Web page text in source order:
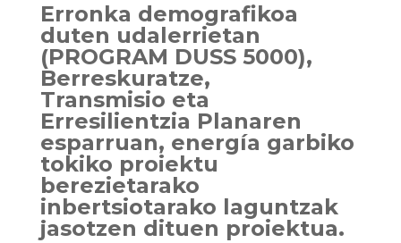
Erronka demografikoa
duten udalerrietan
(PROGRAM DUSS 5000),
Berreskuratze,
Transmisio eta
Erresilientzia Planaren
esparruan, energía garbiko
tokiko proiektu
berezietarako
inbertsiotarako laguntzak
jasotzen dituen proiektua.